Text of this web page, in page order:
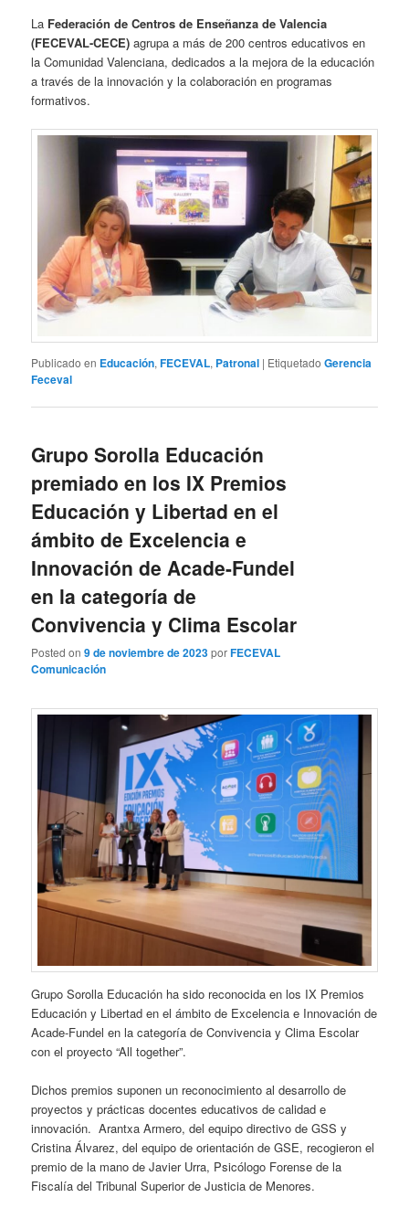
La Federación de Centros de Enseñanza de Valencia
(FECEVAL-CECE) agrupa a más de 200 centros educativos en
la Comunidad Valenciana, dedicados a la mejora de la educación
a través de la innovación y la colaboración en programas
formativos.
Publicado en Educación,FECEVAL, Patronal | Etiquetado Gerencia
Feceval
Grupo Sorolla Educación
premiado en los IX Premios
Educación y Libertad en el
ámbito de Excelencia e
Innovación de Acade-Fundel
en la categoría de
Convivencia y Clima Escolar
Posted on9 de noviembre de 2023porFECEVAL
Comunicación
Grupo Sorolla Educación ha sido reconocida en los IX Premios
Educación y Libertad en el ámbito de Excelencia e Innovación de
Acade-Fundel en la categoría de Convivencia y Clima Escolar
con el proyecto “All together”.
Dichos premios suponen un reconocimiento al desarrollo de
proyectos y prácticas docentes educativos de calidad e
innovación. Arantxa Armero, del equipo directivo de GSS y
Cristina Álvarez, del equipo de orientación de GSE, recogieron el
premio de la mano de Javier Urra, Psicólogo Forense de la
Fiscalía del Tribunal Superior de Justicia de Menores.